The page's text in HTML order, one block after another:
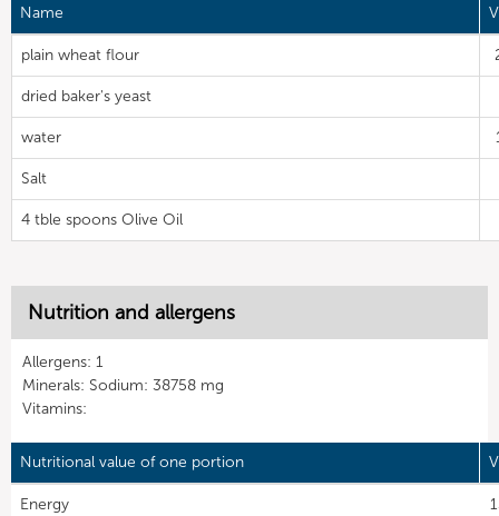
Name
plain wheat flour
dried baker's yeast
water
Salt
4 tble spoons Olive Oil
Nutrition and allergens
Allergens: 1
Minerals: Sodium: 38758 mg
Vitamins:
Nutritional value of one portion
Energy